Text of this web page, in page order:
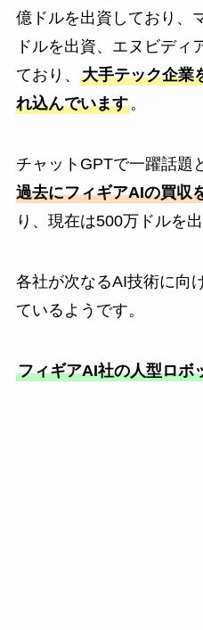
億ドルを出資しており、
ドルを出資、エヌビディ
ており、 大手テック企業
れ込んでいます。
チャットGPTで一躍話題
過去にフィギアAIの買収
り、現在は500万ドルを
各社が次なるAI技術に向
ているようです。
フィギアAI社の人型ロボ